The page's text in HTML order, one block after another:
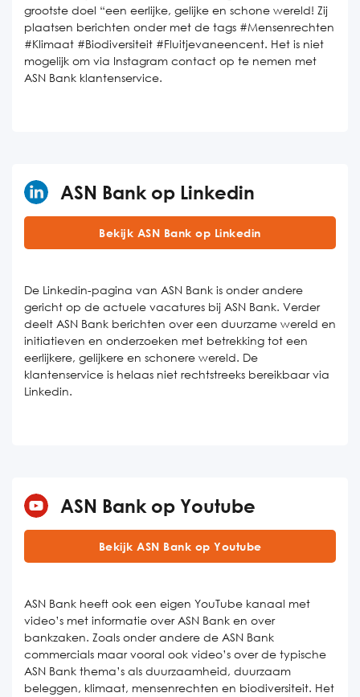
grootste doel “een eerlijke, gelijke en schone wereld! Zij
plaatsen berichten onder met de tags #Mensenrechten
#Klimaat #Biodiversiteit #Fluitjevaneencent. Het is niet
mogelijk om via Instagram contact op te nemen met
ASN Bank klantenservice.
ASN Bank op Linkedin
Bekijk ASN Bank op Linkedin
De Linkedin-pagina van ASN Bank is onder andere
gericht op de actuele vacatures bij ASN Bank. Verder
deelt ASN Bank berichten over een duurzame wereld en
initiatieven en onderzoeken met betrekking tot een
eerlijkere, gelijkere en schonere wereld. De
klantenservice is helaas niet rechtstreeks bereikbaar via
Linkedin.
ASN Bank op Youtube
Bekijk ASN Bank op Youtube
ASN Bank heeft ook een eigen YouTube kanaal met
video’s met informatie over ASN Bank en over
bankzaken. Zoals onder andere de ASN Bank
commercials maar vooral ook video’s over de typische
ASN Bank thema’s als duurzaamheid, duurzaam
beleggen, klimaat, mensenrechten en biodiversiteit. Het